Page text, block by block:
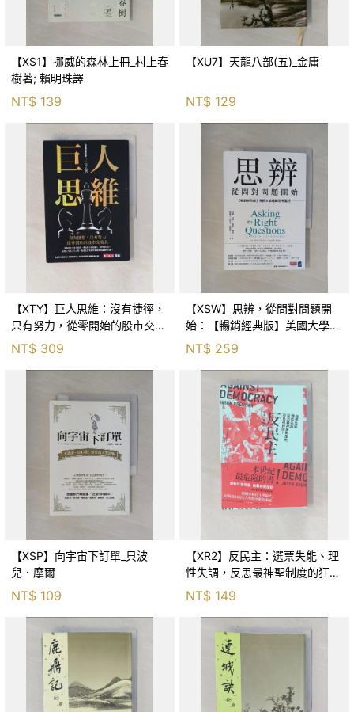
【XS1】挪威的森林上冊_村上春
樹著; 賴明珠譯
NT$ 139
【XU7】天龍八部(五)_金庸
NT$ 129
【XTY】巨人思維：沒有捷徑，
只有努力，從零開始的股市交易
員_巨人傑
NT$ 309
【XSW】思辨，從問對問題開
始：【暢銷經典版】美國大學邏
輯思考聖經_尼爾．布朗, 史都
華．基里, 羅耀宗, 蔡宏明, 黃賓
NT$ 259
【XSP】向宇宙下訂單_貝波
兒．摩爾
NT$ 109
【XR2】反民主：選票失能、理
性失調，反思最神聖制度的狂亂
NT$ 149